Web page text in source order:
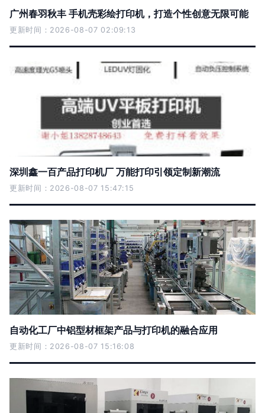
广州春羽秋丰 手机壳彩绘打印机，打造个性创意无限可能
更新时间：2026-08-07 02:09:13
深圳鑫一百产品打印机厂 万能打印引领定制新潮流
更新时间：2026-08-07 15:47:15
自动化工厂中铝型材框架产品与打印机的融合应用
更新时间：2026-08-07 15:16:08